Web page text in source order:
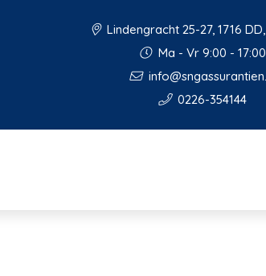
Lindengracht 25-27, 1716
Ma - Vr 9:00 - 17:00
0226-354144